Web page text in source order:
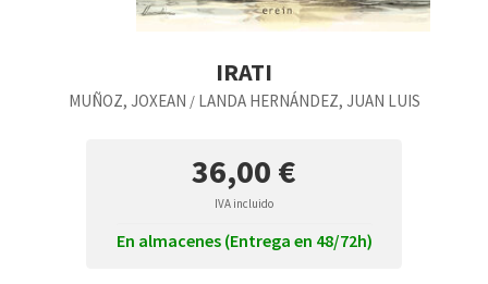
IRATI
MUÑOZ, JOXEAN / LANDA HERNÁNDEZ, JUAN LUIS
36,00 €
IVA incluido
En almacenes (Entrega en 48/72h)